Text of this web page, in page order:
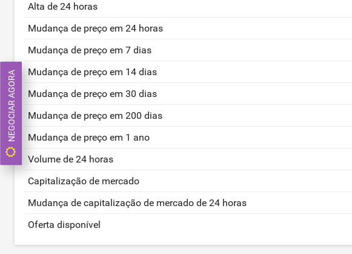
Alta de 24 horas
Mudança de preço em 24 horas
Mudança de preço em 7 dias
Mudança de preço em 14 dias
Mudança de preço em 30 dias
Mudança de preço em 200 dias
Mudança de preço em 1 ano
Volume de 24 horas
Capitalização de mercado
Mudança de capitalização de mercado de 24 horas
Oferta disponível
NEGOCIAR AGORA